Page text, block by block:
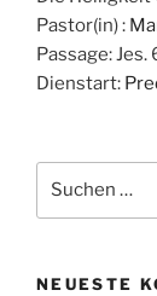
Pastor(in) :
Passage:Jes.
Dienstart:
nach:
NEUESTE